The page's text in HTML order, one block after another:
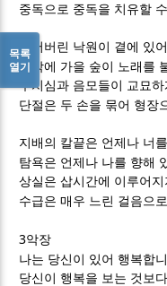
중독으로 중독을 치유할
잃어버린 낙원이 곁에 있
창밖에 가을 숲이 노래를
수치심과 음모들이 교묘
단절은 두 손을 묶어 형장
지배의 칼끝은 언제나 너
탐욕은 언제나 나를 향해
상실은 삽시간에 이루어지
수급은 매우 느린 걸음으
3악장
나는 당신이 있어 행복합
당신이 행복을 보는 것보
목록
열기